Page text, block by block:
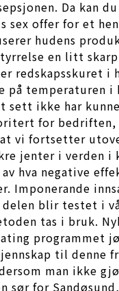
Da kan
sex offer for et
hudens
en litt
i
på temperaturen
sett ikke har
for
vi fortsetter
jenter i verden i
hva negative
blir testet i
tas i bruk.
programmet
til denne
man ikke
for